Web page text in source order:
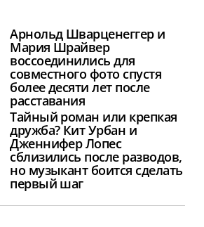
Арнольд Шварценеггер и
Мария Шрайвер
воссоединились для
совместного фото спустя
более десяти лет после
расставания
Тайный роман или крепкая
дружба? Кит Урбан и
Дженнифер Лопес
сблизились после разводов,
но музыкант боится сделать
первый шаг